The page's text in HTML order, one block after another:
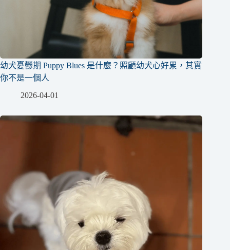
幼犬憂鬱期 Puppy Blues 是什麼？照顧幼犬心好累，其實
你不是一個人
2026-04-01